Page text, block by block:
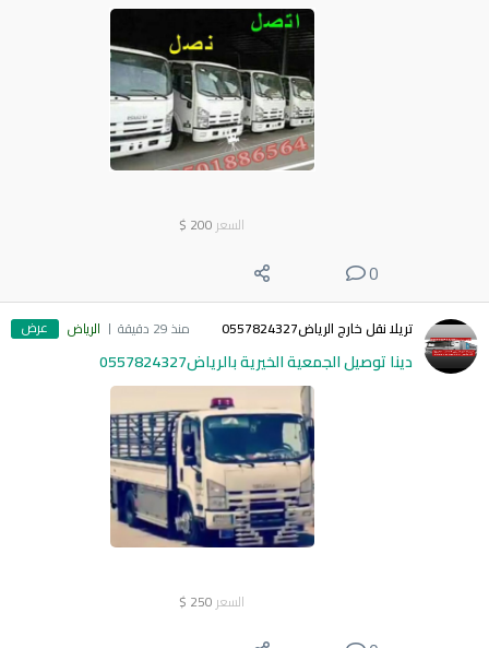
السعر 200
$
0
تريلا نقل خارج الرياض0557824327 منذ 29 دقيقة الرياض عرض
دينا توصيل الجمعية الخيرية بالرياض0557824327
السعر 250
$